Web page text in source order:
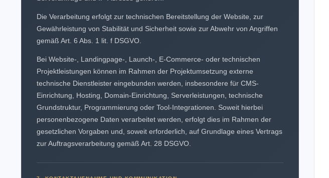
Die Verarbeitung erfolgt zur technischen Bereitstellung der Website, zur
Gewährleistung von Stabilität und Sicherheit sowie zur Abwehr von Angriffen
gemäß Art. 6 Abs. 1 lit. f DSGVO.
Bei Website-, Landingpage-, Launch-, E-Commerce- oder technischen
Projektleistungen können im Rahmen der Projektumsetzung externe
technische Dienstleister eingebunden werden, insbesondere für CMS-
Einrichtung, Hosting, Domain-Einrichtung, Serverleistungen, technische
Grundstruktur, Programmierung oder Tool-Integrationen. Soweit hierbei
personenbezogene Daten verarbeitet werden, erfolgt dies im Rahmen der
gesetzlichen Vorgaben und, soweit erforderlich, auf Grundlage eines Vertrags
zur Auftragsverarbeitung gemäß Art. 28 DSGVO.